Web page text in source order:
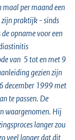
maal per maand een
praktijk - sinds
opname voor een
van 5 tot en met 9
gezien zijn
december 1999 met
te passen. De
waargenomen. Hij
langer zou
veel langer dat dit